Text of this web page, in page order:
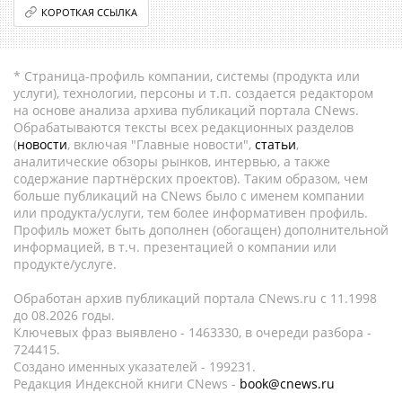
КОРОТКАЯ ССЫЛКА
* Страница-профиль компании, системы (продукта или
услуги), технологии, персоны и т.п. создается редактором
на основе анализа архива публикаций портала CNews.
Обрабатываются тексты всех редакционных разделов
(новости, включая "Главные новости", статьи,
аналитические обзоры рынков, интервью, а также
содержание партнёрских проектов). Таким образом, чем
больше публикаций на CNews было с именем компании
или продукта/услуги, тем более информативен профиль.
Профиль может быть дополнен (обогащен) дополнительной
информацией, в т.ч. презентацией о компании или
продукте/услуге.
Обработан архив публикаций портала CNews.ru c 11.1998
до 08.2026 годы.
Ключевых фраз выявлено - 1463330, в очереди разбора -
724415.
Создано именных указателей - 199231.
Редакция Индексной книги CNews - book@cnews.ru